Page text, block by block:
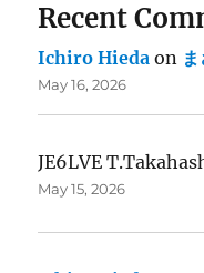
Recent
Ichiro Hieda on
May 16, 2026
JE6LVE
May 15, 2026